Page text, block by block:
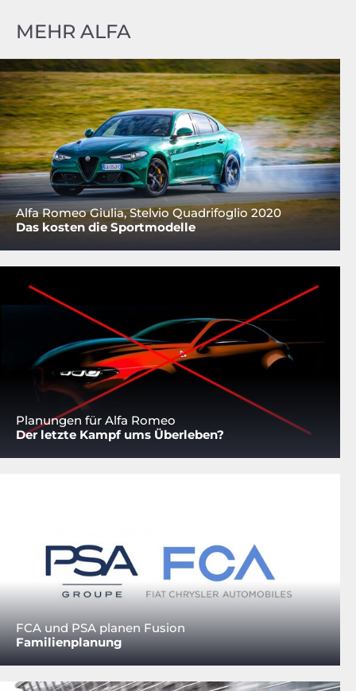
MEHR ALFA
Alfa Romeo Giulia, Stelvio Quadrifoglio 2020
Das kosten die Sportmodelle
Planungen für Alfa Romeo
Der letzte Kampf ums Überleben?
FCA und PSA planen Fusion
Familienplanung